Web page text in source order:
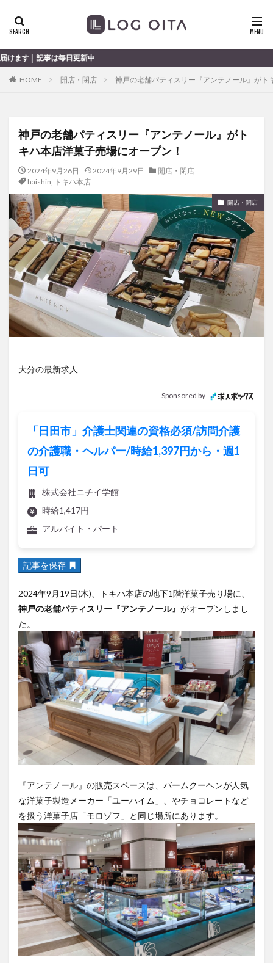
中
HOME 開店・閉店 神戸の老舗パティスリー『アンテノール』がト
神戸の老舗パティスリー『アンテノール』がト
キハ本店洋菓子売場にオープン！
2024年9月26日 2024年9月29日
開店・閉店
haishin, トキハ本店
開店・閉店
大分の最新求人
Sponsored by
「日田市」介護士関連の資格必須/訪問介護
の介護職・ヘルパー/時給1,397円から・週1
日可
株式会社ニチイ学館
時給1,417円
アルバイト・パート
記事を保存
2024年9月19日(木)、トキハ本店の地下1階洋菓子売り場に、
神戸の老舗パティスリー『アンテノール』 がオープンしまし
た。
『アンテノール』の販売スペースは、バームクーヘンが人気
な洋菓子製造メーカー「ユーハイム」、やチョコレートなど
を扱う洋菓子店「モロゾフ」と同じ場所にあります。
ディナー
haishin
haisin haisnin hasihin
hasishin
hishin
hqaishin JR kaiten
OPA
Paypay PR TOKIPO
あじさい
いちご
お土産
お弁当 かき氷
からあげ
くじゅう連山
ねとらぼ
ひまわり
ふるさと納税
まつり まとめ
みかん
むし湯
わさだタウン
わったん
アイススケート
アウトドア
アサイーボウル
アフリカンサファリ
アミュプラザおおいた
アレンジレシピ
アートプラザ
イタリア料理
イベント
イルミネーション
インド料理
グルメ
サウナ
ジャマイカ料理
ジャークチキン
スイーツ
スタバ
セレクトショップ
ソフトクリーム
ヘルシー
ホーバークラフト
ミヤマキリシマ
ラクテンチ
ラバーダック
ランチ ラーメン
リニューアル
中央町
中津市 中華料理 九重町
佐伯市
佐伯市ランチ 佐賀関
体験レポ
保護猫
催事 公園 冬 初詣
別府
別府市
別府観光 古国府 古墳
古物
古着
台湾料理 和定食 和菓子
和食
国東市
地獄めぐり 城島高原パーク
壁画
外貨両替機
大分みなと祭り
大分県
大分県立美術館 大分空港
大分駅
大分駅近く
大神ファーム
大谷翔平選手
姫島村
子ども教室
子育て
宇佐市
居酒屋 屋台
平和市民公園能楽堂
庄内町カフェ
府内 投票 挾間町
新幹線
新店
日出 日出町 日田市
昆虫食
明豊
書店 期間限定 本
杵築市
津久見市
海開き 温泉 湧水
湯布院
滝
漢方 炭火焼き 焼き菓子
犬